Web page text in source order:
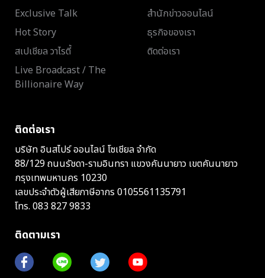
Exclusive Talk
Hot Story
สเปเชียล วาไรตี้
Live Broadcast / The
Billionaire Way
สำนักข่าวออนไลน์
ธุรกิจของเรา
ติดต่อเรา
ติดต่อเรา
บริษัท อินสไปร์ ออนไลน์ โซเชียล จำกัด
88/129 ถนนรัชดา-รามอินทรา แขวงคันนายาว เขตคันนายาว
กรุงเทพมหานคร 10230
เลขประจำตัวผู้เสียภาษีอากร 0105561135791
โทร. 083 827 9833
ติดตามเรา